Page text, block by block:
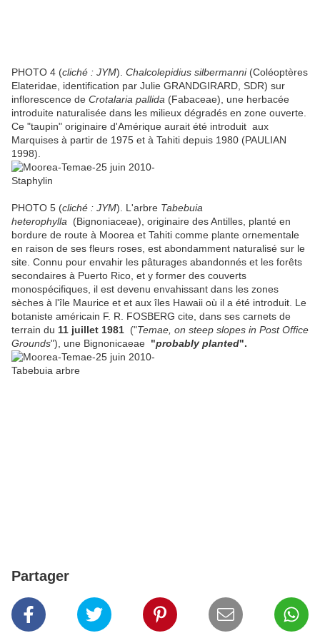
PHOTO 4 (cliché : JYM). Chalcolepidius silbermanni(Coléoptères
Elateridae, identification par Julie GRANDGIRARD, SDR) sur
inflorescence de Crotalaria pallida (Fabaceae), une herbacée
introduite naturalisée dans les milieux dégradés en zone ouverte.
Ce "taupin" originaire d'Amérique aurait été introduit aux
Marquises à partir de 1975 et à Tahiti depuis 1980 (PAULIAN
1998).
PHOTO 5 (cliché : JYM). L'arbre Tabebuia
heterophylla (Bignoniaceae), originaire des Antilles, planté en
bordure de route à Moorea et Tahiti comme plante ornementale
en raison de ses fleurs roses, est abondamment naturalisé sur le
site. Connu pour envahir les pâturages abandonnés et les forêts
secondaires à Puerto Rico, et y former des couverts
monospécifiques, il est devenu envahissant dans les zones
sèches à l'île Maurice et et aux îles Hawaii où il a été introduit. Le
botaniste américain F. R. FOSBERG cite, dans ses carnets de
terrain du 11 juillet 1981 ("Temae, on steep slopes in Post Office
Grounds"), une Bignonicaeae "probably planted".
Partager